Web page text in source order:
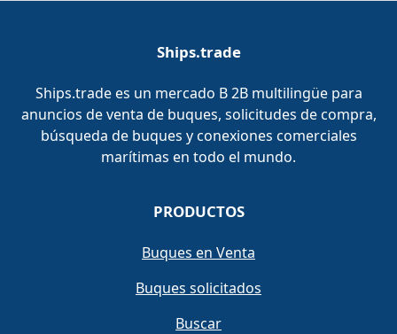
Ships.trade
Ships.trade es un mercado B 2B multilingüe para
anuncios de venta de buques, solicitudes de compra,
búsqueda de buques y conexiones comerciales
marítimas en todo el mundo.
PRODUCTOS
Buques en Venta
Buques solicitados
Buscar